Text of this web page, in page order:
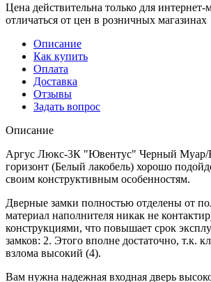
Цена действительна только для
отличаться от цен в розничных магазинах
Описание
Как купить
Оплата
Доставка
Отзывы
Задать вопрос
Описание
Аргус Люкс-3К "Ювентус" Черный Муар/
горизонт (Белый лакобель) хорошо
своим конструктивным особенностям.
Дверные замки полностью отделены от
материал наполнителя никак не
конструкциями, что повышает срок
замков: 2. Этого вполне достаточно, т.к.
взлома высокий (4).
Вам нужна надежная входная дверь